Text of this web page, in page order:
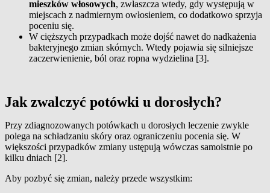
mieszków włosowych, zwłaszcza wtedy, gdy występują w
miejscach z nadmiernym owłosieniem, co dodatkowo sprzyja
poceniu się.
W cięższych przypadkach może dojść nawet do nadkażenia
bakteryjnego zmian skórnych. Wtedy pojawia się silniejsze
zaczerwienienie, ból oraz ropna wydzielina [3].
Jak zwalczyć potówki u dorosłych?
Przy zdiagnozowanych potówkach u dorosłych leczenie zwykle
polega na schładzaniu skóry oraz ograniczeniu pocenia się. W
większości przypadków zmiany ustępują wówczas samoistnie po
kilku dniach [2].
Aby pozbyć się zmian, należy przede wszystkim: